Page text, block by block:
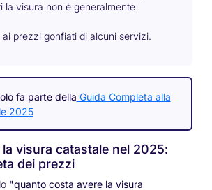
la visura non è generalmente
ai prezzi gonfiati di alcuni servizi.
fa parte della Guida Completa alla
2025
visura catastale nel 2025:
dei prezzi
"quanto costa avere la visura